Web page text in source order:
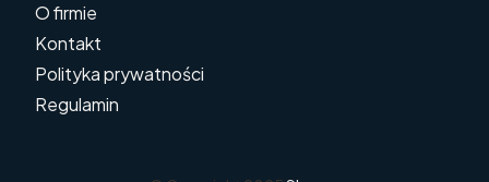
O firmie
Kontakt
Polityka prywatności
Regulamin